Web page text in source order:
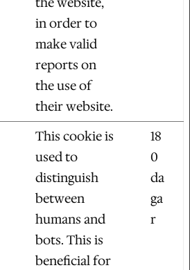
in order to
make valid
reports on
the use of
their website.
This cookie is
used to
distinguish
between
humans and
bots. This is
beneficial for
18
0
da
ga
r